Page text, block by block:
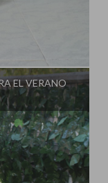
EL VERANO